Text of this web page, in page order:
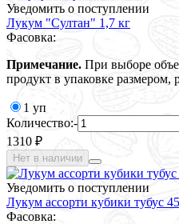
Уведомить о поступлении
Лукум "Султан" 1,7 кг
Фасовка:
Примечание. При выборе
продукт в упаковке
1 уп
Количество:-
1310 ₽
Нет в наличии
Уведомить о поступлении
Лукум ассорти кубики тубус
Фасовка: